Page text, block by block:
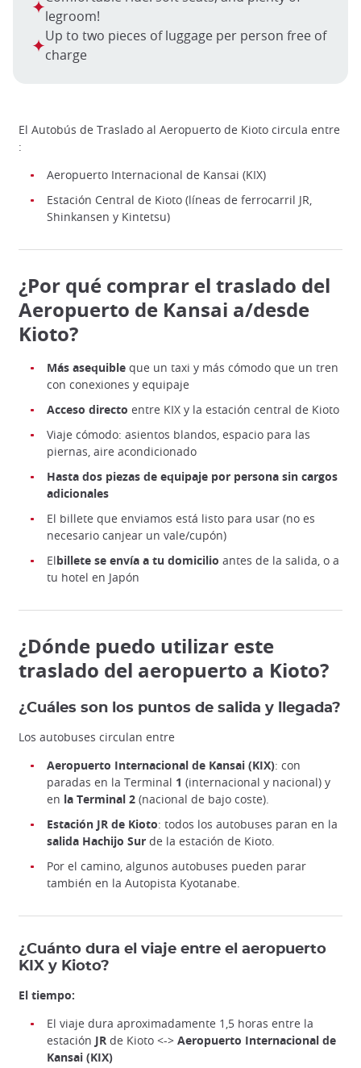
legroom!
Up to two pieces of luggage per person free of
charge
El Autobús de Traslado al Aeropuerto de Kioto circula entre
:
Aeropuerto Internacional de Kansai (KIX)
Estación Central de Kioto (líneas de ferrocarril JR,
Shinkansen y Kintetsu)
¿Por qué comprar el traslado del
Aeropuerto de Kansai a/desde
Kioto?
Más asequible que un taxi y más cómodo que un tren
con conexiones y equipaje
Acceso directo entre KIX y la estación central de Kioto
Viaje cómodo: asientos blandos, espacio para las
piernas, aire acondicionado
Hasta dos piezas de equipaje por persona sin cargos
adicionales
El billete que enviamos está listo para usar (no es
necesario canjear un vale/cupón)
Elbillete se envía a tu domicilio antes de la salida, o a
tu hotel en Japón
¿Dónde puedo utilizar este
traslado del aeropuerto a Kioto?
¿Cuáles son los puntos de salida y llegada?
Los autobuses circulan entre
Aeropuerto Internacional de Kansai (KIX): con
paradas en la Terminal 1 (internacional y nacional) y
en la Terminal 2 (nacional de bajo coste).
Estación JR de Kioto: todos los autobuses paran en la
salida Hachijo Sur de la estación de Kioto.
Por el camino, algunos autobuses pueden parar
también en la Autopista Kyotanabe.
¿Cuánto dura el viaje entre el aeropuerto
KIX y Kioto?
El tiempo:
El viaje dura aproximadamente 1,5 horas entre la
estación JR de Kioto <-> Aeropuerto Internacional de
Kansai (KIX)